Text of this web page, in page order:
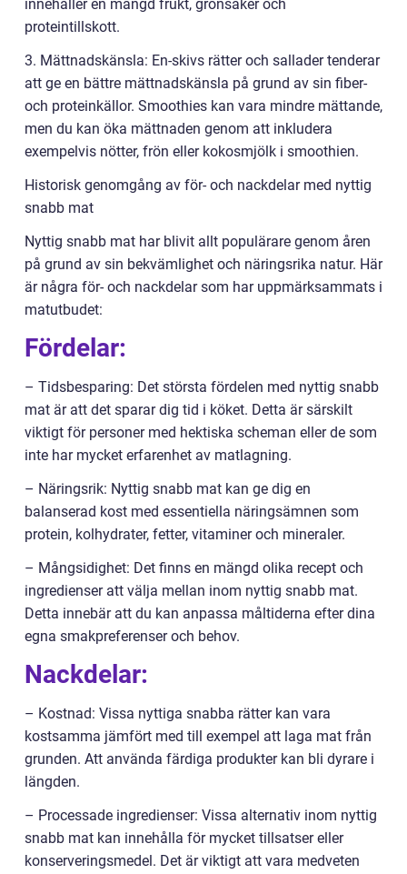
innehåller en mängd frukt, grönsaker och
proteintillskott.
3. Mättnadskänsla: En-skivs rätter och sallader tenderar
att ge en bättre mättnadskänsla på grund av sin fiber-
och proteinkällor. Smoothies kan vara mindre mättande,
men du kan öka mättnaden genom att inkludera
exempelvis nötter, frön eller kokosmjölk i smoothien.
Historisk genomgång av för- och nackdelar med nyttig
snabb mat
Nyttig snabb mat har blivit allt populärare genom åren
på grund av sin bekvämlighet och näringsrika natur. Här
är några för- och nackdelar som har uppmärksammats i
matutbudet:
Fördelar:
– Tidsbesparing: Det största fördelen med nyttig snabb
mat är att det sparar dig tid i köket. Detta är särskilt
viktigt för personer med hektiska scheman eller de som
inte har mycket erfarenhet av matlagning.
– Näringsrik: Nyttig snabb mat kan ge dig en
balanserad kost med essentiella näringsämnen som
protein, kolhydrater, fetter, vitaminer och mineraler.
– Mångsidighet: Det finns en mängd olika recept och
ingredienser att välja mellan inom nyttig snabb mat.
Detta innebär att du kan anpassa måltiderna efter dina
egna smakpreferenser och behov.
Nackdelar:
– Kostnad: Vissa nyttiga snabba rätter kan vara
kostsamma jämfört med till exempel att laga mat från
grunden. Att använda färdiga produkter kan bli dyrare i
längden.
– Processade ingredienser: Vissa alternativ inom nyttig
snabb mat kan innehålla för mycket tillsatser eller
konserveringsmedel. Det är viktigt att vara medveten